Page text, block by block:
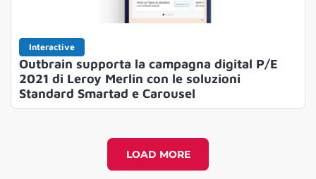
Interactive
Outbrain supporta la campagna digital P/E
2021 di Leroy Merlin con le soluzioni
Standard Smartad e Carousel
LOAD MORE